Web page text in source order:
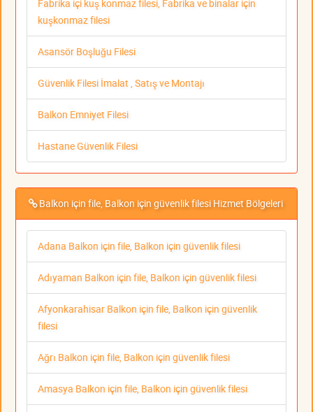
Fabrika içi kuş konmaz filesi, Fabrika ve binalar için
kuşkonmaz filesi
Asansör Boşluğu Filesi
Güvenlik Filesi İmalat , Satış ve Montajı
Balkon Emniyet Filesi
Hastane Güvenlik Filesi
Balkon için file, Balkon için güvenlik filesi Hizmet Bölgeleri
Adana Balkon için file, Balkon için güvenlik filesi
Adıyaman Balkon için file, Balkon için güvenlik filesi
Afyonkarahisar Balkon için file, Balkon için güvenlik
filesi
Ağrı Balkon için file, Balkon için güvenlik filesi
Amasya Balkon için file, Balkon için güvenlik filesi